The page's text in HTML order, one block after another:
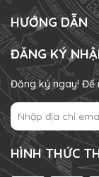
HƯỚNG DẪN
ĐĂNG KÝ
Đăng ký ngay! Để
HÌNH THỨC